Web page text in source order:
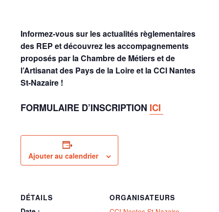
Informez-vous sur les actualités règlementaires
des REP et découvrez les accompagnements
proposés par la Chambre de Métiers et de
l’Artisanat des Pays de la Loire et la CCI Nantes
St-Nazaire !
FORMULAIRE D’INSCRIPTION ICI
Ajouter au calendrier
DÉTAILS
ORGANISATEURS